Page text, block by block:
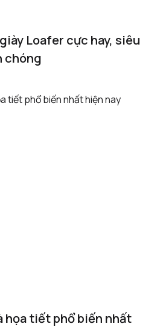
Loafer cực hay, siêu
chóng
họa tiết phổ biến nhất